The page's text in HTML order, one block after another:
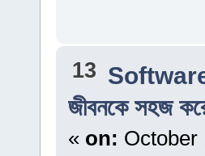
13
জীবনকে সহজ
« on: October